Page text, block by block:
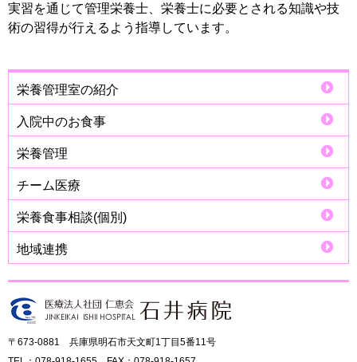
実習を通じて管理栄養士、栄養士に必要とされる知識や技
術の習得が行えるよう指導しています。
栄養管理室の紹介
入院中のお食事
栄養管理
チーム医療
栄養食事相談(個別)
地域連携
〒673-0881 兵庫県明石市天文町1丁目5番11号